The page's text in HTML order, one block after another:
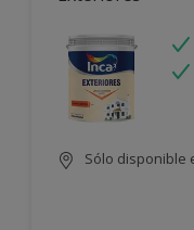
Sólo disponible